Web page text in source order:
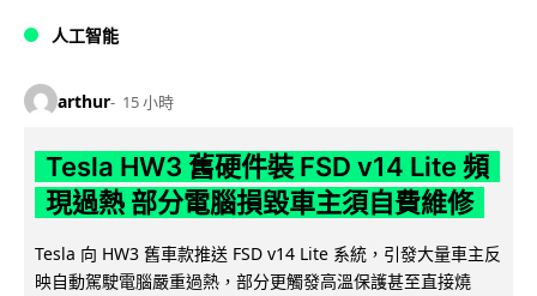
人工智能
arthur 15 小時
Tesla HW3 舊硬件裝 FSD v14 Lite 頻
現過熱 部分電腦損毀車主須自費維修
Tesla 向 HW3 舊車款推送 FSD v14 Lite 系統，引發大量車主反
映自動駕駛電腦嚴重過熱，部分更觸發高溫保護甚至直接燒